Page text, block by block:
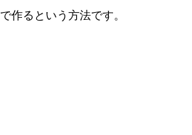
作るという方法です。